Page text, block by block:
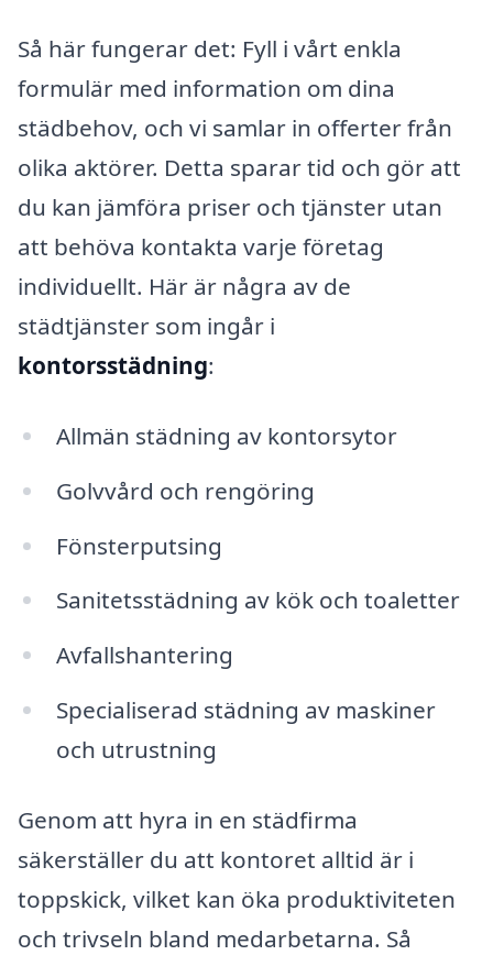
Så här fungerar det: Fyll i vårt enkla
formulär med information om dina
städbehov, och vi samlar in offerter från
olika aktörer. Detta sparar tid och gör att
du kan jämföra priser och tjänster utan
att behöva kontakta varje företag
individuellt. Här är några av de
städtjänster som ingår i
kontorsstädning:
Allmän städning av kontorsytor
Golvvård och rengöring
Fönsterputsing
Sanitetsstädning av kök och toaletter
Avfallshantering
Specialiserad städning av maskiner
och utrustning
Genom att hyra in en städfirma
säkerställer du att kontoret alltid är i
toppskick, vilket kan öka produktiviteten
och trivseln bland medarbetarna. Så